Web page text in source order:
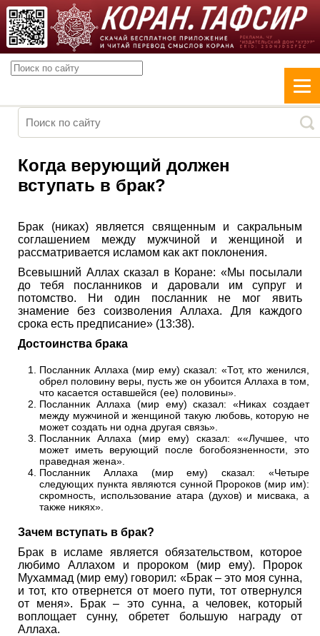
Когда верующий должен
вступать в брак?
Брак (никах) является священным и сакральным
соглашением между мужчиной и женщиной и
рассматривается исламом как акт поклонения.
Всевышний Аллах сказал в Коране: «Мы посылали
до тебя посланников и даровали им супруг и
потомство. Ни один посланник не мог явить
знамение без соизволения Аллаха. Для каждого
срока есть предписание» (13:38).
Достоинства брака
Посланник Аллаха (мир ему) сказал: «Тот, кто женился,
обрел половину веры, пусть же он убоится Аллаха в том,
что касается оставшейся (ее) половины».
Посланник Аллаха (мир ему) сказал: «Никах создает
между мужчиной и женщиной такую любовь, которую не
может создать ни одна другая связь».
Посланник Аллаха (мир ему) сказал: ««Лучшее, что
может иметь верующий после богобоязненности, это
праведная жена».
Посланник Аллаха (мир ему) сказал: «Четыре
следующих пункта являются сунной Пророков (мир им):
скромность, использование атара (духов) и мисвака, а
также никях».
Зачем вступать в брак?
Брак в исламе является обязательством, которое
любимо Аллахом и пророком (мир ему). Пророк
Мухаммад (мир ему) говорил: «Брак – это моя сунна,
и тот, кто отвернется от моего пути, тот отвернулся
от меня». Брак – это сунна, а человек, который
воплощает сунну, обретет большую награду от
Аллаха.